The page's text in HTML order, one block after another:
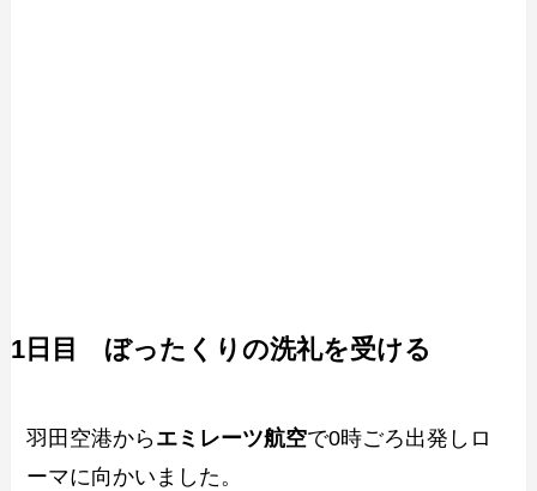
1日目 ぼったくりの洗礼を受ける
羽田空港からエミレーツ航空で0時ごろ出発しロ
ーマに向かいました。